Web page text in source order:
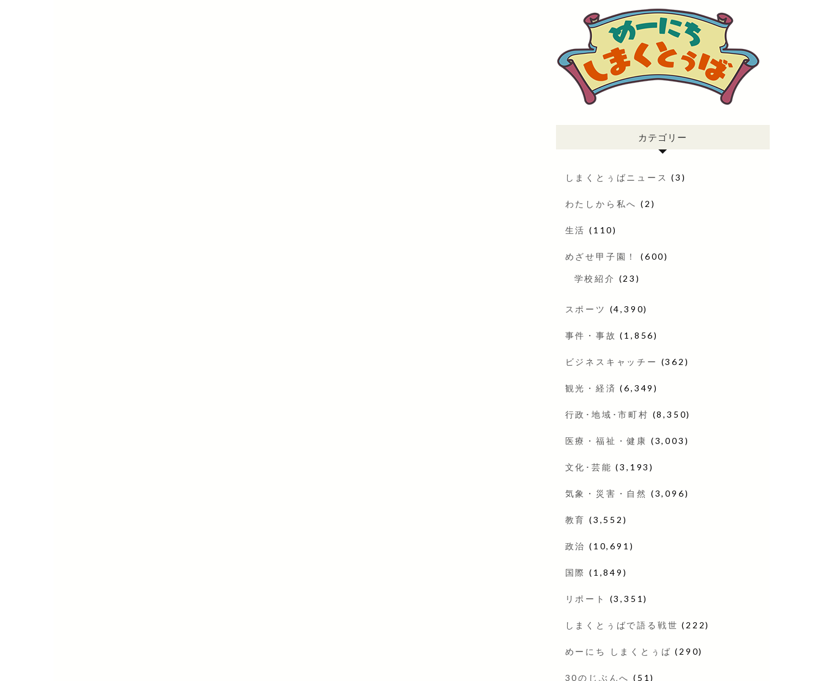
カテゴリー
しまくとぅばニュース (3)
わたしから私へ (2)
生活 (110)
めざせ甲子園！ (600)
学校紹介 (23)
スポーツ (4,390)
事件・事故 (1,856)
ビジネスキャッチー (362)
観光・経済 (6,349)
行政･地域･市町村 (8,350)
医療・福祉・健康 (3,003)
文化･芸能 (3,193)
気象・災害・自然 (3,096)
教育 (3,552)
政治 (10,691)
国際 (1,849)
リポート (3,351)
しまくとぅばで語る戦世 (222)
めーにち しまくとぅば (290)
30のじぶんへ (51)